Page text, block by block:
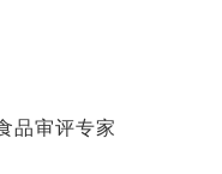
品审评专家